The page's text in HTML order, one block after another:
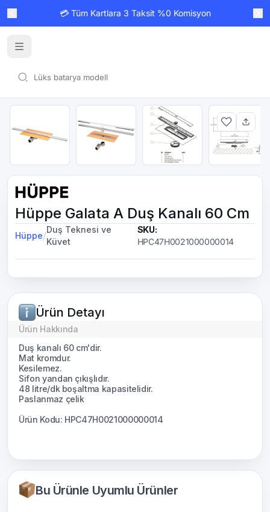
💳 Tüm Kartlara 3 Taksit %0 Komisyon
Hüppe Galata A Duş Kanalı 60 Cm
Hüppe/
Duş Teknesi ve
Küvet
SKU:
HPC47H0021000000014
Bu Ürünle Uyumlu Ürünler
Ürün Detayı
Ürün Hakkında
Duş kanalı 60 cm'dir.
Mat kromdur.
Kesilemez.
Sifon yandan çıkışlıdır.
48 litre/dk boşaltma kapasitelidir.
Paslanmaz çelik
Ürün Kodu: HPC47H0021000000014